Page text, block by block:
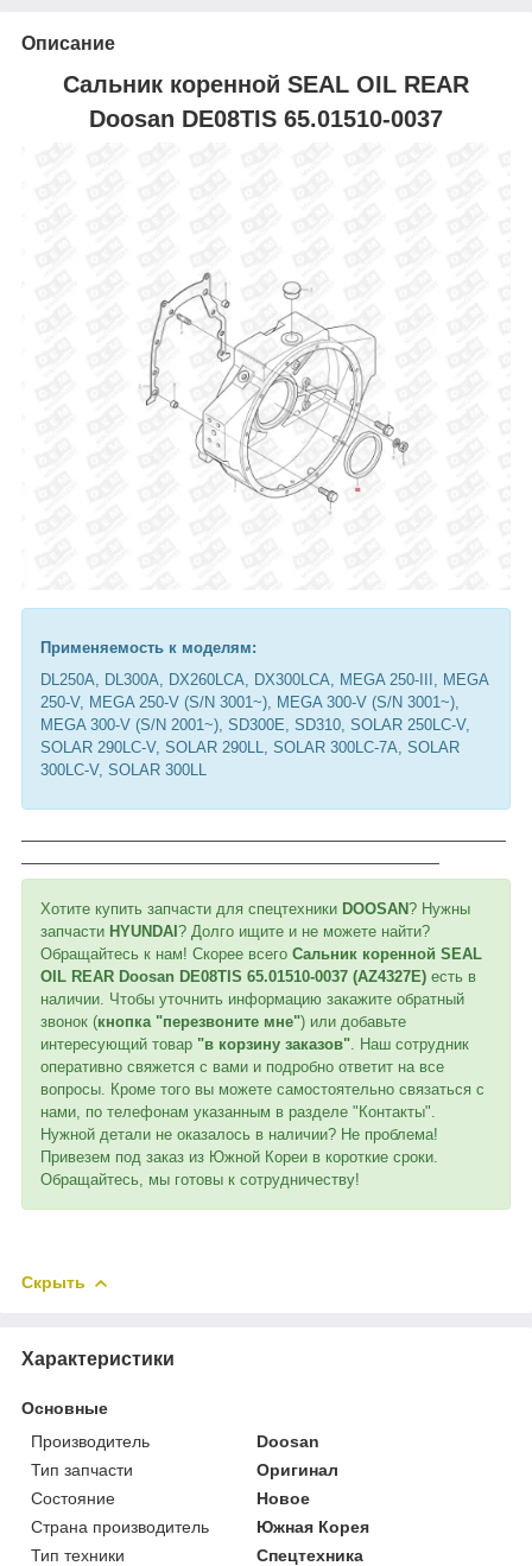
Описание
Сальник коренной SEAL OIL REAR
Doosan DE08TIS 65.01510-0037
Применяемость к моделям:
DL250A, DL300A, DX260LCA, DX300LCA, MEGA 250-III, MEGA
250-V, MEGA 250-V (S/N 3001~), MEGA 300-V (S/N 3001~),
MEGA 300-V (S/N 2001~), SD300E, SD310, SOLAR 250LC-V,
SOLAR 290LC-V, SOLAR 290LL, SOLAR 300LC-7A, SOLAR
300LC-V, SOLAR 300LL
Хотите купить запчасти для спецтехники DOOSAN? Нужны
запчасти HYUNDAI? Долго ищите и не можете найти?
Обращайтесь к нам! Скорее всего Сальник коренной SEAL
OIL REAR Doosan DE08TIS 65.01510-0037 (AZ4327E) есть в
наличии. Чтобы уточнить информацию закажите обратный
звонок (кнопка "перезвоните мне") или добавьте
интересующий товар "в корзину заказов" . Наш сотрудник
оперативно свяжется с вами и подробно ответит на все
вопросы. Кроме того вы можете самостоятельно связаться с
нами, по телефонам указанным в разделе "Контакты".
Нужной детали не оказалось в наличии? Не проблема!
Привезем под заказ из Южной Кореи в короткие сроки.
Обращайтесь, мы готовы к сотрудничеству!
Скрыть
Характеристики
Основные
Производитель
Doosan
Тип запчасти
Оригинал
Состояние
Новое
Страна производитель
Южная Корея
Тип техники
Спецтехника